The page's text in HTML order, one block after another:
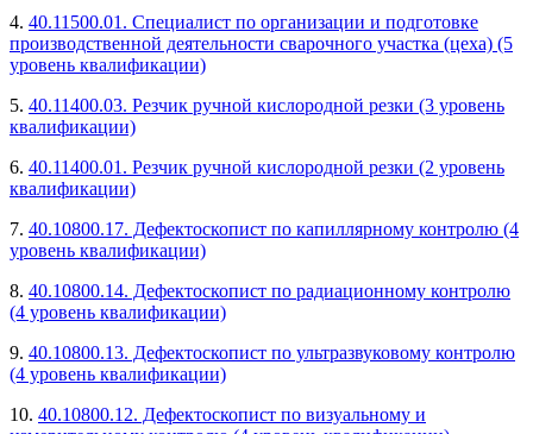
4. 40.11500.01. Специалист по организации и подготовке
производственной деятельности сварочного участка (цеха) (5
уровень квалификации)
5. 40.11400.03. Резчик ручной кислородной резки (3 уровень
квалификации)
6. 40.11400.01. Резчик ручной кислородной резки (2 уровень
квалификации)
7. 40.10800.17. Дефектоскопист по капиллярному контролю (4
уровень квалификации)
8. 40.10800.14. Дефектоскопист по радиационному контролю
(4 уровень квалификации)
9. 40.10800.13. Дефектоскопист по ультразвуковому контролю
(4 уровень квалификации)
10. 40.10800.12. Дефектоскопист по визуальному и